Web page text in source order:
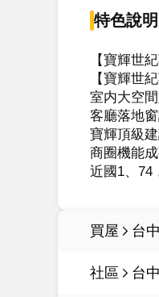
特色說明
【寶輝世
【寶輝世
室内大空
客廳落地
寶輝頂級
商圈機能
買屋 台
社區 台